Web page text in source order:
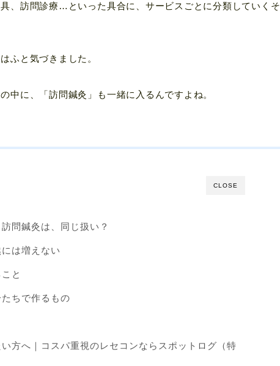
、訪問診療…といった具合に、サービスごとに分類していくそ
ふと気づきました。
中に、「訪問鍼灸」も一緒に入るんですよね。
CLOSE
問鍼灸は、同じ扱い？
は増えない
と
ちで作るもの
方へ｜コスパ重視のレセコンならスポットログ（特